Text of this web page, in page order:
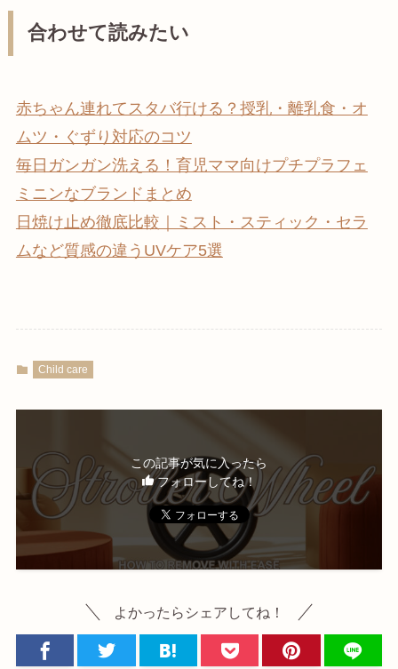
合わせて読みたい
赤ちゃん連れてスタバ行ける？授乳・離乳食・オ
ムツ・ぐずり対応のコツ
毎日ガンガン洗える！育児ママ向けプチプラフェ
ミニンなブランドまとめ
日焼け止め徹底比較｜ミスト・スティック・セラ
ムなど質感の違うUVケア5選
Child care
この記事が気に入ったら
フォローしてね！
よかったらシェアしてね！